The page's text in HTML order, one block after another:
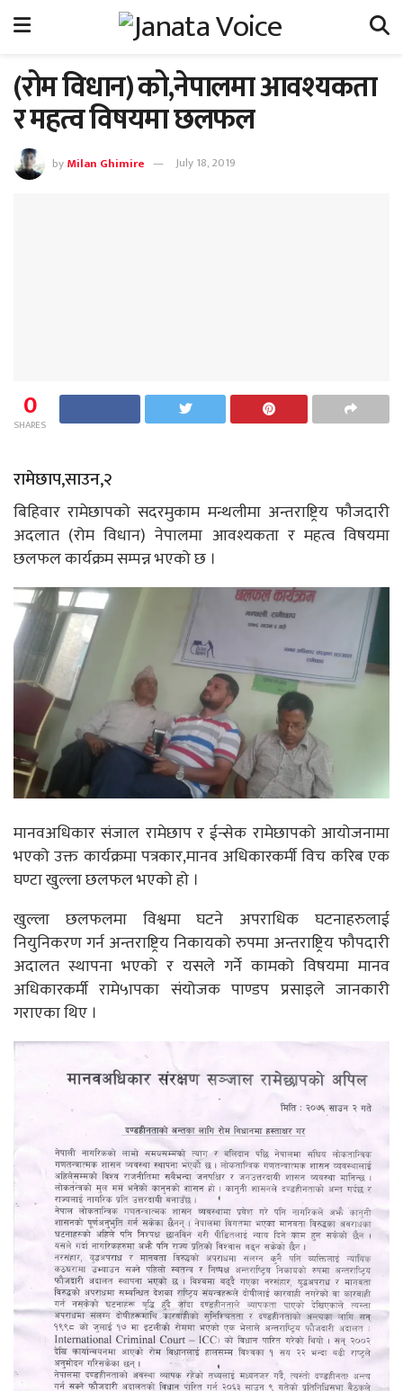
(रोम विधान) को,नेपालमा आवश्यकता
र महत्व विषयमा छलफल
byMilan Ghimire July 18, 2019
0
SHARES
रामेछाप,साउन,२
बिहिवार रामेछापको सदरमुकाम मन्थलीमा अन्तराष्ट्रिय फौजदारी
अदलात (रोम विधान) नेपालमा आवश्यकता र महत्व विषयमा
छलफल कार्यक्रम सम्पन्न भएको छ ।
मानवअधिकार संजाल रामेछाप र ईन्सेक रामेछापको आयोजनामा
भएको उक्त कार्यक्रमा पत्रकार,मानव अधिकारकर्मी विच करिब एक
घण्टा खुल्ला छलफल भएको हो ।
खुल्ला छलफलमा विश्वमा घटने अपराधिक घटनाहरुलाई
नियुनिकरण गर्न अन्तराष्ट्रिय निकायको रुपमा अन्तराष्ट्रिय फौपदारी
अदालत स्थापना भएको र यसले गर्ने कामको विषयमा मानव
अधिकारकर्मी रामे५ापका संयोजक पाण्डप प्रसाइले जानकारी
गराएका थिए ।